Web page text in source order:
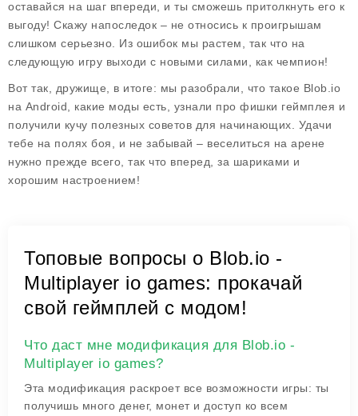
оставайся на шаг впереди, и ты сможешь притолкнуть его к
выгоду! Скажу напоследок – не относись к проигрышам
слишком серьезно. Из ошибок мы растем, так что на
следующую игру выходи с новыми силами, как чемпион!
Вот так, дружище, в итоге: мы разобрали, что такое Blob.io
на Android, какие моды есть, узнали про фишки геймплея и
получили кучу полезных советов для начинающих. Удачи
тебе на полях боя, и не забывай – веселиться на арене
нужно прежде всего, так что вперед, за шариками и
хорошим настроением!
Топовые вопросы о Blob.io -
Multiplayer io games: прокачай
свой геймплей с модом!
Что даст мне модификация для Blob.io -
Multiplayer io games?
Эта модификация раскроет все возможности игры: ты
получишь много денег, монет и доступ ко всем